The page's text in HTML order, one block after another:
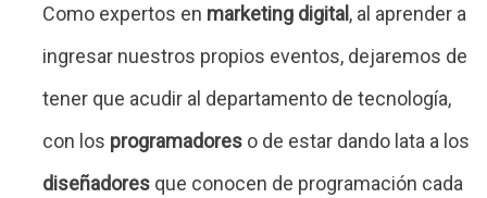
Como expertos en marketing digital, al aprender a
ingresar nuestros propios eventos, dejaremos de
tener que acudir al departamento de tecnología,
con los programadores o de estar dando lata a los
diseñadores que conocen de programación cada